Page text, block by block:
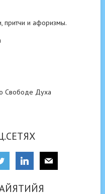
притчи и афоризмы.
Свободе Духа